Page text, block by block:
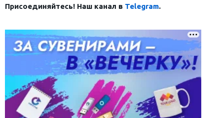
Присоединяйтесь! Наш канал в Telegram.